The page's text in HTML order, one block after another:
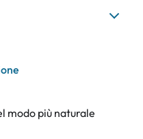
modo più naturale